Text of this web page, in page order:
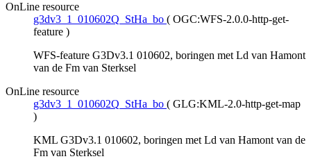
OnLine resource
g3dv3_1_010602Q_StHa_bo ( OGC:WFS-2.0.0-http-get-
feature )
WFS-feature G3Dv3.1 010602, boringen met Ld van Hamont
van de Fm van Sterksel
OnLine resource
g3dv3_1_010602Q_StHa_bo ( GLG:KML-2.0-http-get-map
)
KML G3Dv3.1 010602, boringen met Ld van Hamont van de
Fm van Sterksel